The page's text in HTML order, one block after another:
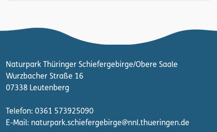
Naturpark Thüringer Schiefergebirge/Obere Saale
Wurzbacher Straße 16
07338 Leutenberg
Telefon: 0361 573925090
E-Mail: naturpark.schiefergebirge@nnl.thueringen.de